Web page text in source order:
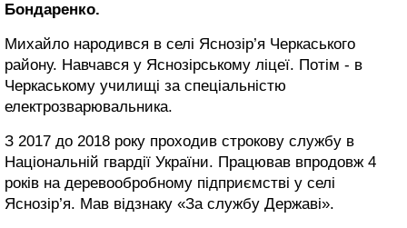
Бондаренко.
Михайло народився в селі Яснозір’я Черкаського
району. Навчався у Яснозірському ліцеї. Потім - в
Черкаському училищі за спеціальністю
електрозварювальника.
З 2017 до 2018 року проходив строкову службу в
Національній гвардії України. Працював впродовж 4
років на деревообробному підприємстві у селі
Яснозір’я. Мав відзнаку «За службу Державі».